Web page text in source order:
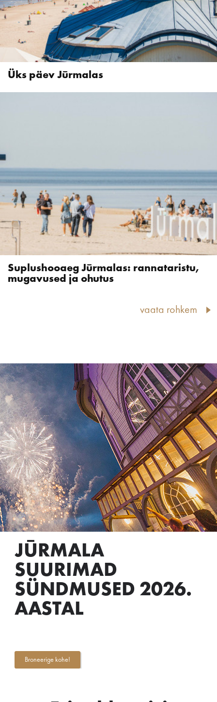
Üks päev Jūrmalas
Suplushooaeg Jūrmalas: rannataristu,
mugavused ja ohutus
vaata rohkem
JŪRMALA
SUURIMAD
SÜNDMUSED 2026.
AASTAL
Broneerige kohe!